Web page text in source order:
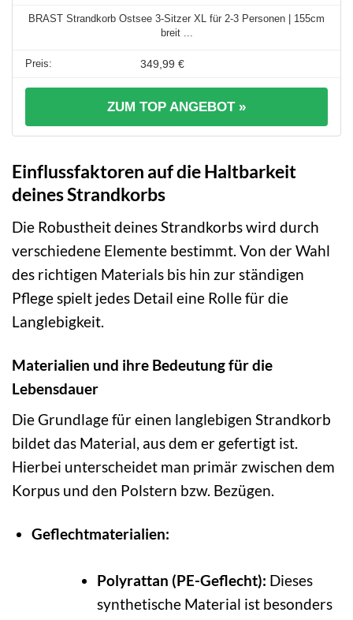
BRAST Strandkorb Ostsee 3-Sitzer XL für 2-3 Personen | 155cm
breit ...
349,99 €
ZUM TOP ANGEBOT »
Einflussfaktoren auf die Haltbarkeit
deines Strandkorbs
Die Robustheit deines Strandkorbs wird durch
verschiedene Elemente bestimmt. Von der Wahl
des richtigen Materials bis hin zur ständigen
Pflege spielt jedes Detail eine Rolle für die
Langlebigkeit.
Materialien und ihre Bedeutung für die
Lebensdauer
Die Grundlage für einen langlebigen Strandkorb
bildet das Material, aus dem er gefertigt ist.
Hierbei unterscheidet man primär zwischen dem
Korpus und den Polstern bzw. Bezügen.
Geflechtmaterialien:
Polyrattan (PE-Geflecht): Dieses
synthetische Material ist besonders